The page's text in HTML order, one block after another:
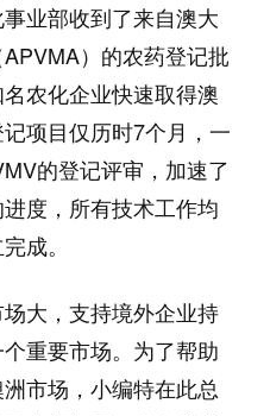
业部收到了来自澳大
）的农药登记批
农化企业快速取得澳
项目仅历时7个月，一
的登记评审，加速了
度，所有技术工作均
成。
大，支持境外企业持
重要市场。为了帮助
市场，小编特在此总